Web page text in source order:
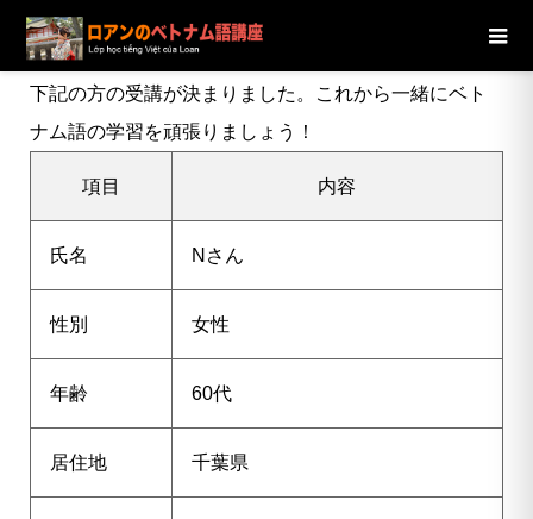
ブログ
ました
下記の方の受講が決まりました。これから一緒にベト
ナム語の学習を頑張りましょう！
項目 内容
氏名 Nさん
性別 女性
年齢 60代
居住地 千葉県